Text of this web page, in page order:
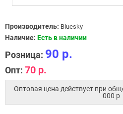
Производитель: Bluesky
Наличие: Есть в наличии
Розница: 90 р.
Опт: 70 р.
Оптовая цена действует при
000 p